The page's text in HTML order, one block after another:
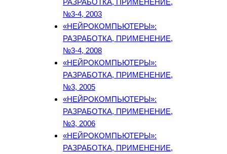
РАЗРАБОТКА, ПРИМЕНЕНИЕ,
№3-4, 2003
«НЕЙРОКОМПЬЮТЕРЫ»:
РАЗРАБОТКА, ПРИМЕНЕНИЕ,
№3-4, 2008
«НЕЙРОКОМПЬЮТЕРЫ»:
РАЗРАБОТКА, ПРИМЕНЕНИЕ,
№3, 2005
«НЕЙРОКОМПЬЮТЕРЫ»:
РАЗРАБОТКА, ПРИМЕНЕНИЕ,
№3, 2006
«НЕЙРОКОМПЬЮТЕРЫ»:
РАЗРАБОТКА, ПРИМЕНЕНИЕ,